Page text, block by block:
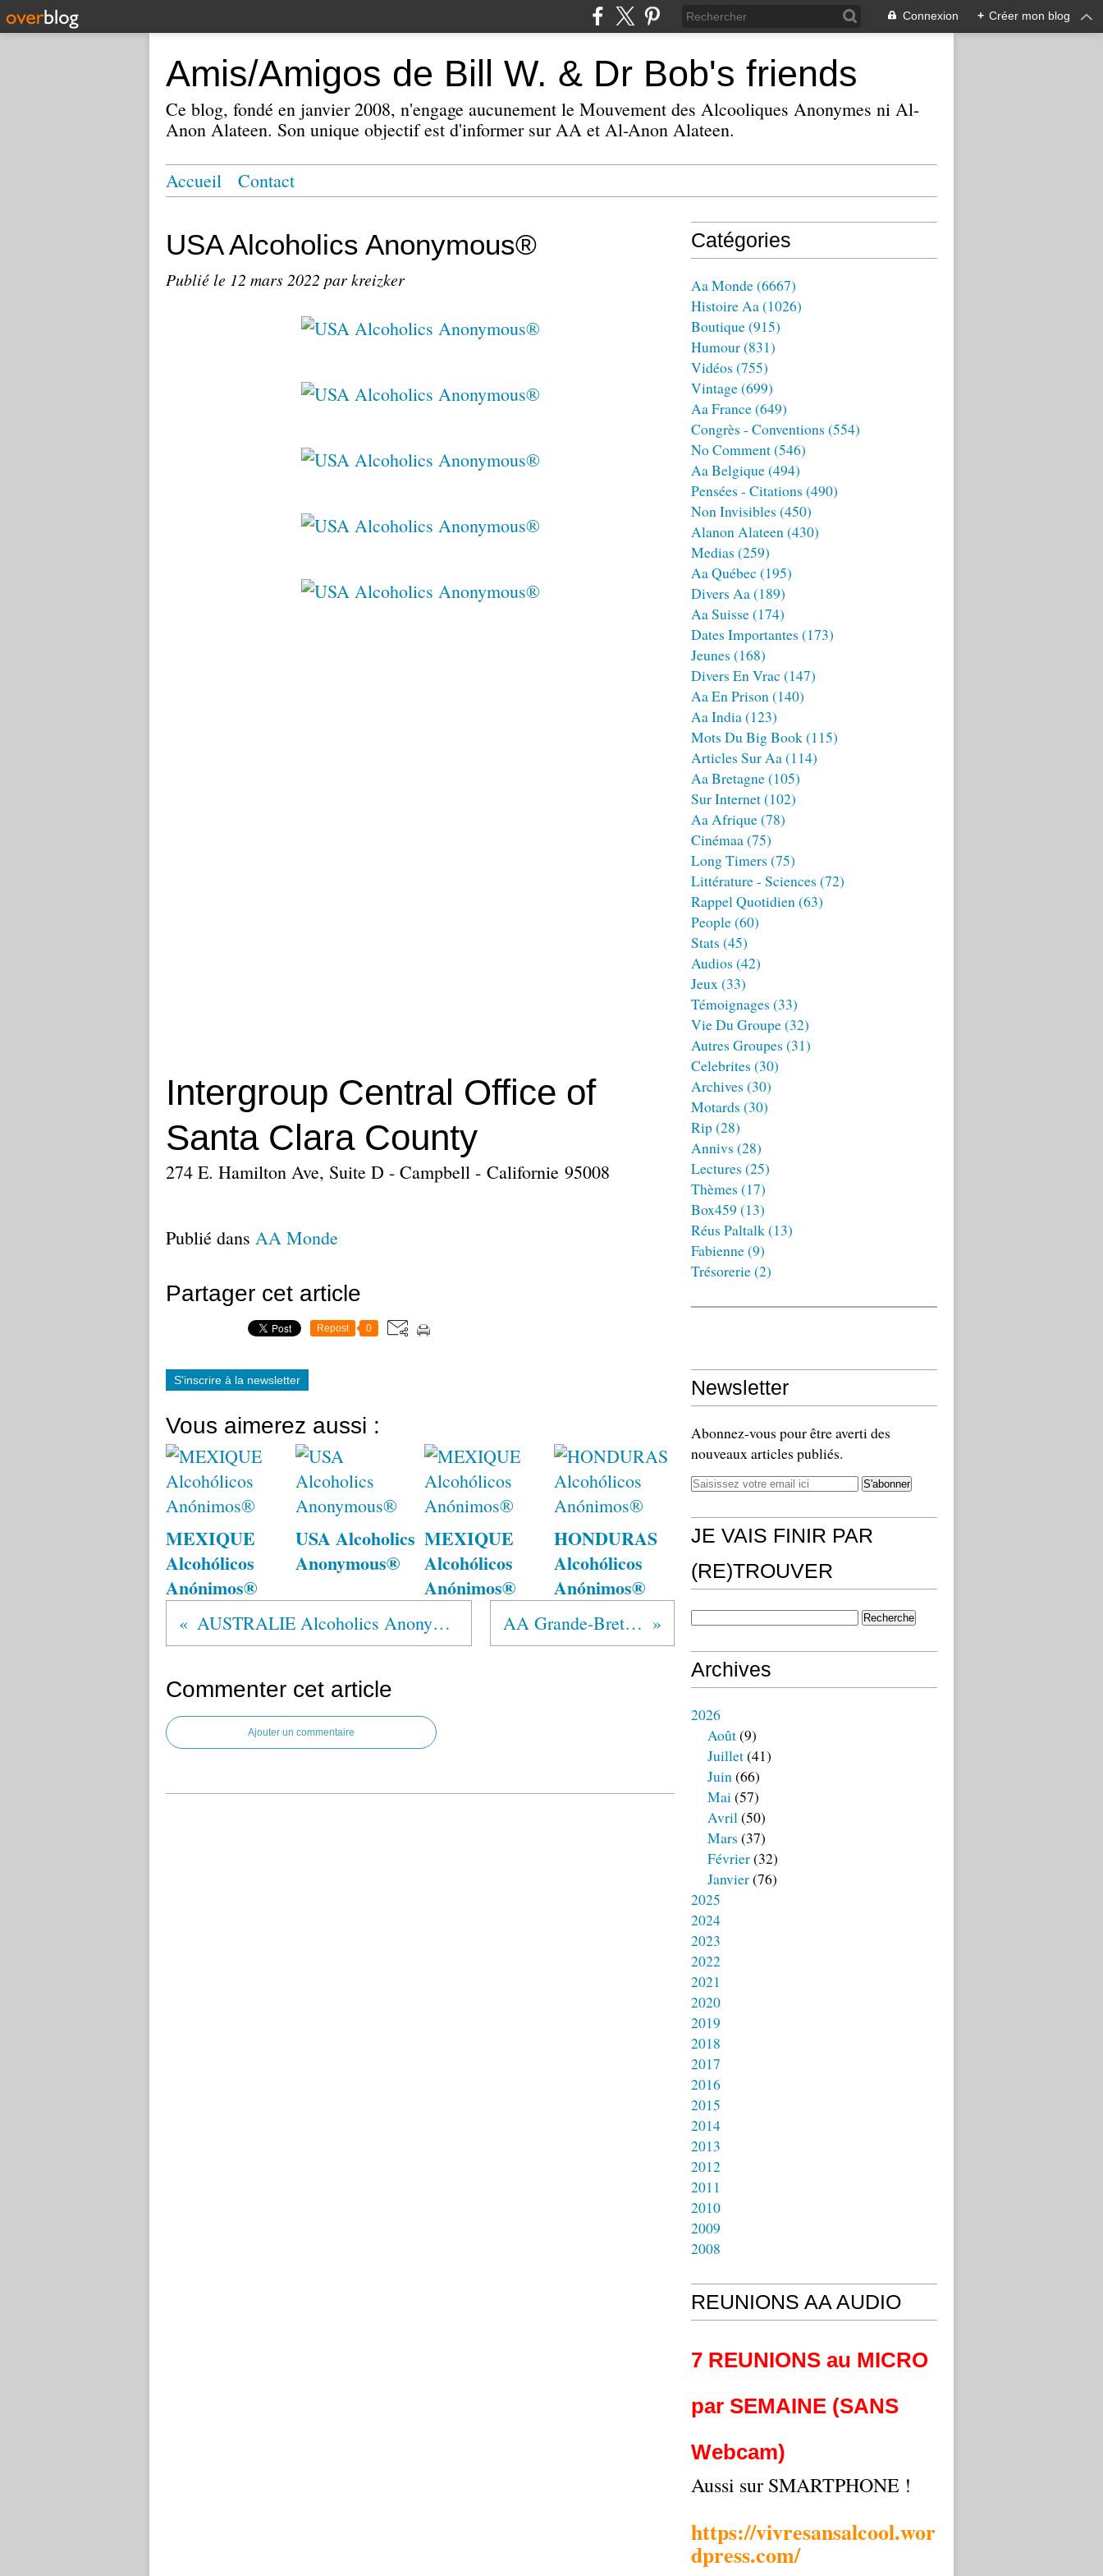
Connexion + Créer mon blog
Amis/Amigos de Bill W. & Dr Bob's friends
Ce blog, fondé en janvier 2008, n'engage aucunement le Mouvement des Alcooliques Anonymes ni Al-
Anon Alateen. Son unique objectif est d'informer sur AA et Al-Anon Alateen.
Accueil Contact
USA Alcoholics Anonymous®
Publié le 12 mars 2022 par kreizker
Intergroup Central Office of
Santa Clara County
274 E. Hamilton Ave, Suite D - Campbell - Californie 95008
Publié dans AA Monde
Partager cet article
Repost 0
S'inscrire à la newsletter
Vous aimerez aussi :
MEXIQUE
Alcohólicos
Anónimos®
USA Alcoholics
Anonymous®
MEXIQUE
Alcohólicos
Anónimos®
HONDURAS
Alcohólicos
Anónimos®
AUSTRALIE Alcoholics Anonymous® AA Grande-Bretagne
Commenter cet article
Ajouter un commentaire
Catégories
Aa Monde(6667)
Histoire Aa(1026)
Boutique(915)
Humour(831)
Vidéos (755)
Vintage(699)
Aa France(649)
Congrès - Conventions (554)
No Comment(546)
Aa Belgique(494)
Pensées - Citations (490)
Non Invisibles (450)
Alanon Alateen(430)
Medias (259)
Aa Québec (195)
Divers Aa(189)
Aa Suisse(174)
Dates Importantes (173)
Jeunes (168)
Divers En Vrac (147)
Aa En Prison(140)
Aa India(123)
Mots Du Big Book(115)
Articles Sur Aa(114)
Aa Bretagne(105)
Sur Internet(102)
Aa Afrique(78)
Cinémaa(75)
Long Timers (75)
Littérature - Sciences (72)
Rappel Quotidien(63)
People(60)
Stats (45)
Audios (42)
Jeux(33)
Témoignages (33)
Vie Du Groupe(32)
Autres Groupes (31)
Celebrites (30)
Archives (30)
Motards (30)
Rip(28)
Annivs (28)
Lectures (25)
Thèmes (17)
Box459 (13)
Réus Paltalk(13)
Fabienne(9)
Trésorerie(2)
Newsletter
Abonnez-vous pour être averti des
nouveaux articles publiés.
JE VAIS FINIR PAR
(RE)TROUVER
Archives
2026
Août(9)
Juillet(41)
Juin(66)
Mai(57)
Avril(50)
Mars (37)
Février(32)
Janvier(76)
2025
2024
2023
2022
2021
2020
2019
2018
2017
2016
2015
2014
2013
2012
2011
2010
2009
2008
REUNIONS AA AUDIO
7 REUNIONS au MICRO
par SEMAINE (SANS
Webcam)
Aussi sur SMARTPHONE !
https://vivresansalcool.wor
dpress.com/